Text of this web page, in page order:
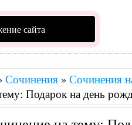
сайта
Сочинения » Сочинения
Подарок на день